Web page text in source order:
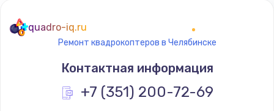
Замена термостата
1200 руб.
Заказать
quadro-iq.ru
Ремонт квадрокоптеров в Челябинске
Контактная информация
+7 (351) 200-72-69